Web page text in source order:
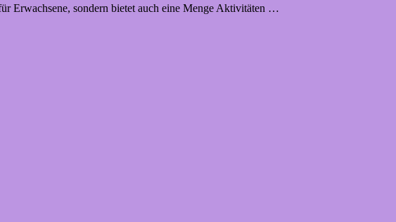
Erwachsene, sondern bietet auch eine Menge Aktivitäten …